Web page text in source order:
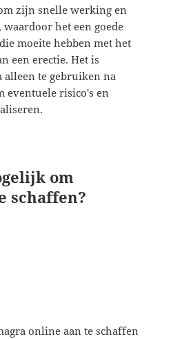
zijn snelle werking en
het een goede
moeite hebben met het
een erectie. Het is
te gebruiken na
eventuele risico's en
om
schaffen?
online aan te schaffen